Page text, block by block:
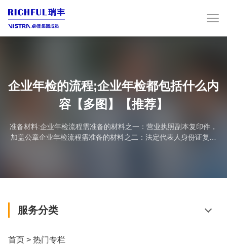
企业年检的流程;企业年检都包括什么内
容【多图】【推荐】
准备材料:企业年检流程需准备的材料之一：营业执照副本复印件，
加盖公章企业年检流程需准备的材料之二：法定代表人身份证复印
复印件，加盖公章以及齐缝章企业年检流程需准备的材料之六：公
服务分类
首页 > 热门专栏